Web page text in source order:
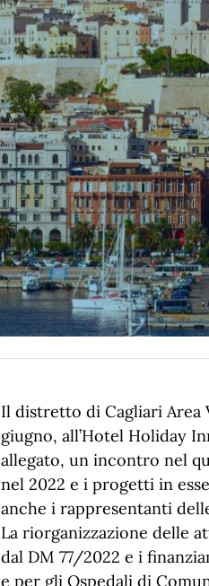
Il distretto di Cagliari Area
giugno, all’Hotel Holiday
allegato, un incontro nel
nel 2022 e i progetti in
anche i rappresentanti
La riorganizzazione delle
dal DM 77/2022 e i
e per gli Ospedali di